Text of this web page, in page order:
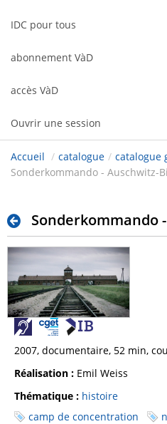
IDC pour tous
abonnement VàD
accès VàD
Ouvrir une session
Accueil / catalogue / catalogue
Sonderkommando - Auschwitz-
Sonderkommando
2007, documentaire, 52 min,
Réalisation : Emil Weiss
Thématique : histoire
camp de concentration